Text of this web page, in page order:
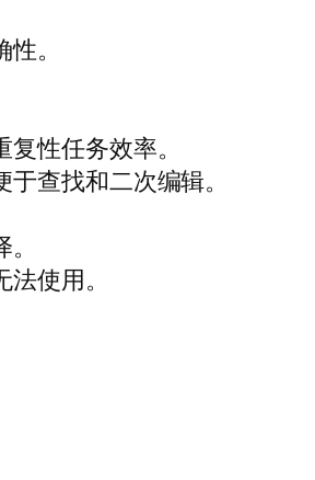
。
性任务效率。
查找和二次编辑。
使用。